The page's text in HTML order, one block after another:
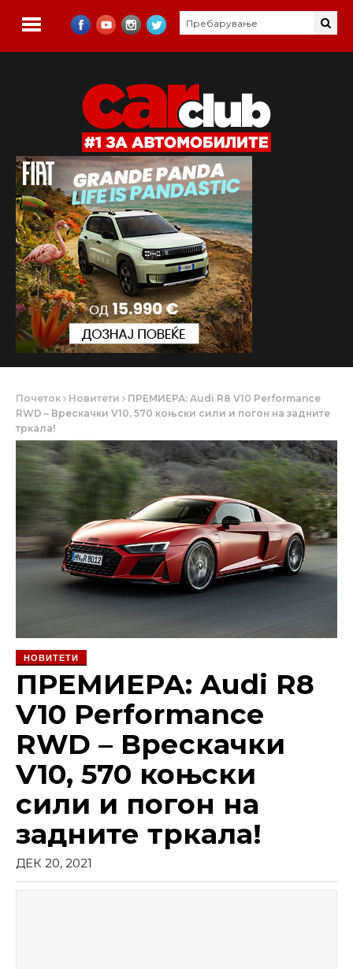
Почеток Новитети
ПРЕМИЕРА: Audi R8 V10 Performance
RWD – Врескачки V10, 570 коњски сили и погон на задните
тркала!
НОВИТЕТИ
ПРЕМИЕРА: Audi R8
V10 Performance
RWD – Врескачки
V10, 570 коњски
сили и погон на
задните тркала!
ДЕК 20, 2021